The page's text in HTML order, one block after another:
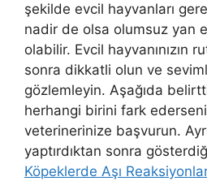
şekilde evcil hayvanları
nadir de olsa olumsuz yan
olabilir. Evcil hayvanınızın
sonra dikkatli olun ve
gözlemleyin. Aşağıda
herhangi birini fark
veterinerinize başvurun.
yaptırdıktan sonra
Köpeklerde Aşı